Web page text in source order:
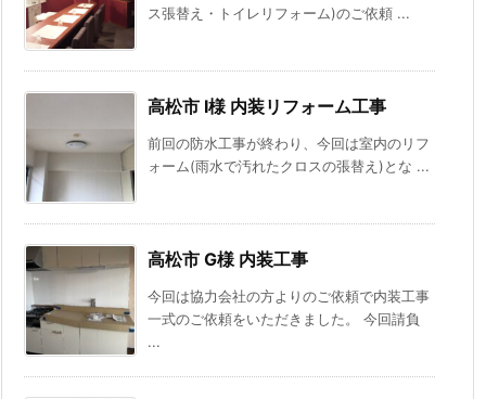
ス張替え・トイレリフォーム)のご依頼 ...
高松市 I様 内装リフォーム工事
前回の防水工事が終わり、今回は室内のリフ
ォーム(雨水で汚れたクロスの張替え)とな ...
高松市 G様 内装工事
今回は協力会社の方よりのご依頼で内装工事
一式のご依頼をいただきました。 今回請負
...